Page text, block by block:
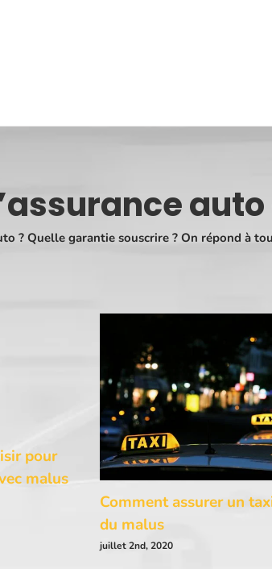
?Quelle garantie souscrire ?On répond à
pour
malus
Comment assurer un
du malus
juillet 2nd, 2020